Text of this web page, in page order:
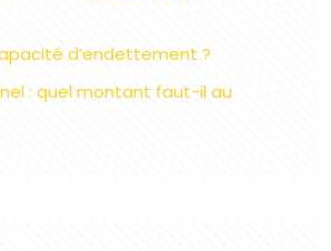
d’endettement ?
: quel montant faut-il au